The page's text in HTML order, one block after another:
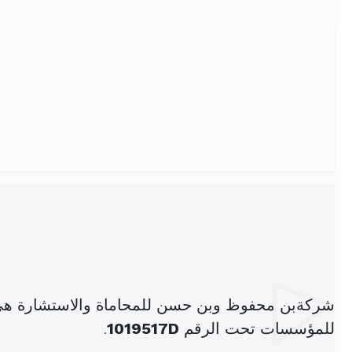
شركةبن محفوظ وبن حسن للمحاماة والاستشارة
للمؤسسات تحت الرقم 1019517D
.